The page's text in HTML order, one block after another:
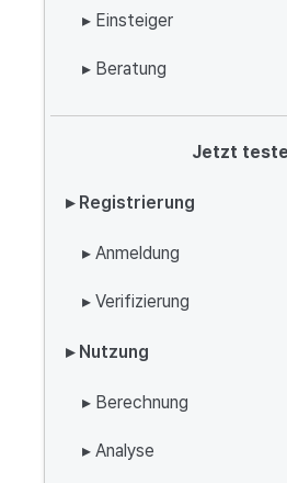
▸ Einsteiger
▸ Beratung
Jetzt
▸ Registrierung
▸ Anmeldung
▸ Verifizierung
▸ Nutzung
▸ Berechnung
▸ Analyse